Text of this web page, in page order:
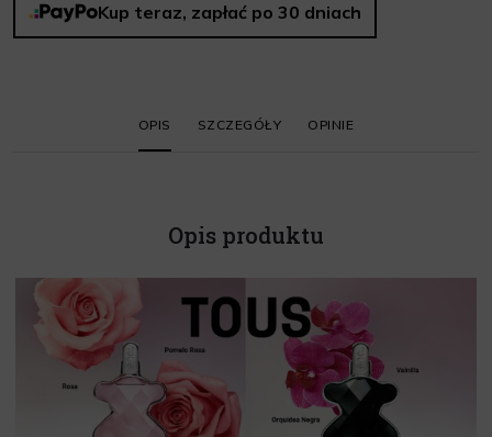
Kup teraz, zapłać po 30 dniach
OPIS SZCZEGÓŁY OPINIE
Opis produktu